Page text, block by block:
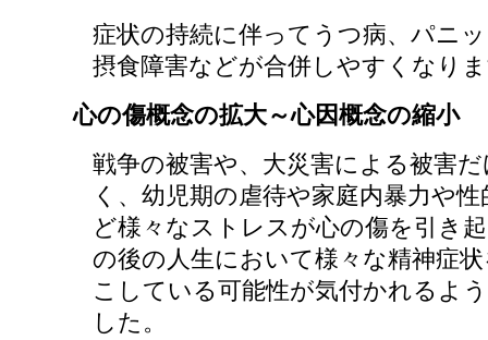
症状の持続に伴ってうつ病、パニ
摂食障害などが合併しやすくなり
心の傷概念の拡大～心因概念の縮小
戦争の被害や、大災害による被害
く、幼児期の虐待や家庭内暴力や性
ど様々なストレスが心の傷を引き
の後の人生において様々な精神症
こしている可能性が気付かれるよ
した。